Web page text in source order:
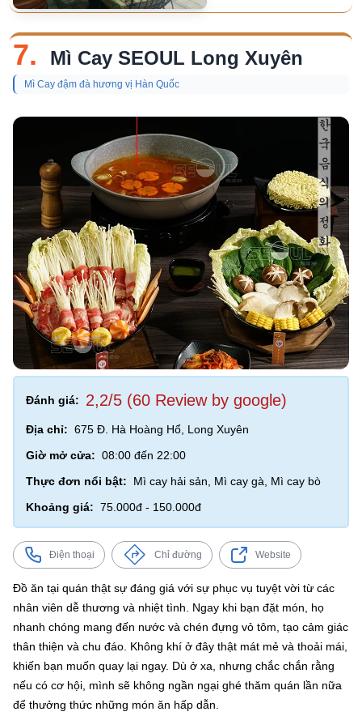
7. Mì Cay SEOUL Long Xuyên
Mì Cay đậm đà hương vị Hàn Quốc
Đánh giá: 2,2/5 (60 Review by google)
Địa chỉ: 675 Đ. Hà Hoàng Hổ, Long Xuyên
Giờ mở cửa: 08:00 đến 22:00
Thực đơn nổi bật:
Mì cay hải sản, Mì cay gà, Mì cay bò
Khoảng giá: 75.000đ - 150.000đ
Điện thoại Chỉ đường Website
Đồ ăn tại quán thật sự đáng giá với sự phục vụ tuyệt vời từ các
nhân viên dễ thương và nhiệt tình. Ngay khi bạn đặt món, họ
nhanh chóng mang đến nước và chén đựng vỏ tôm, tạo cảm giác
thân thiện và chu đáo. Không khí ở đây thật mát mẻ và thoải mái,
khiến bạn muốn quay lại ngay. Dù ở xa, nhưng chắc chắn rằng
nếu có cơ hội, mình sẽ không ngần ngại ghé thăm quán lần nữa
để thưởng thức những món ăn hấp dẫn.